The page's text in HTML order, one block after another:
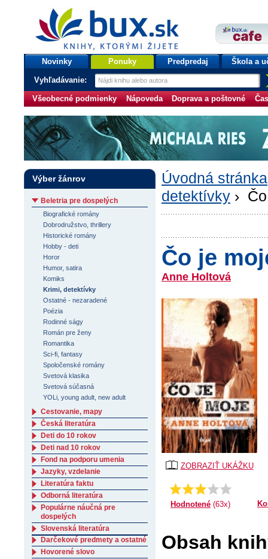
bux.sk
knihy, ktorými žijete
Úvodná stránka
Novinky Ponuky Predpredaj Škola a
Vyhľadávanie:
Všeobecné podmienky Nápoveda Doprava a poštovné
Úvodná stránka
detektívky ›
Čo je
Anne Holtová
ZOBRAZIŤ UKÁŽKU
Priemer:
3.26984126984127
Hodnotené (63x)
Obsah
Výber žánrov
Beletria pre dospelých
Biografické romány
Dobrodružstvo, thrillery
Historické romány
Hobby - deti
Horor
Humor, satira
Komiks
Krimi, detektívky
Ostatné - nezaradené
Poézia
Rodinné ságy
Román pre ženy
Romantika
Sci-fi, fantasy
Spoločenské romány
Svetová klasika
Svetová súčasná
YOLi, young adult, new adult
Cestovanie, mapy
Česká literatúra
Deti do 10 rokov
Deti nad 10 rokov
Fond na podporu umenia
Jazyky, vzdelanie
Literatúra faktu
Odborná literatúra
Populárne náučná pre
dospelých
Slovenská literatúra
Darčekové predmety a ostatné
Hovorené slovo